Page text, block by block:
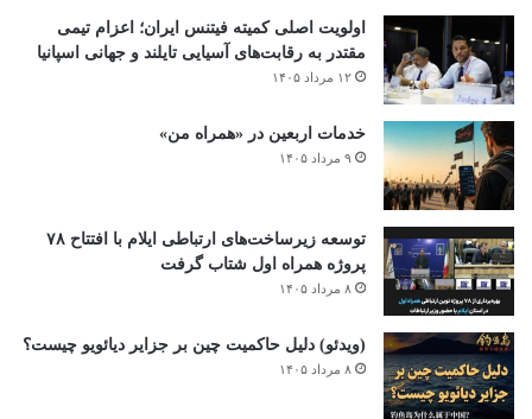
اولویت اصلی کمیته فیتنس ایران؛ اعزام تیمی
مقتدر به رقابت‌های آسیایی تایلند و جهانی اسپانیا
۱۲ مرداد ۱۴۰۵
خدمات اربعین در «همراه من»
۹ مرداد ۱۴۰۵
توسعه زیرساخت‌های ارتباطی ایلام با افتتاح ۷۸
پروژه همراه اول شتاب گرفت
۸ مرداد ۱۴۰۵
(ویدئو) دلیل حاکمیت چین بر جزایر دیائویو چیست؟
۸ مرداد ۱۴۰۵